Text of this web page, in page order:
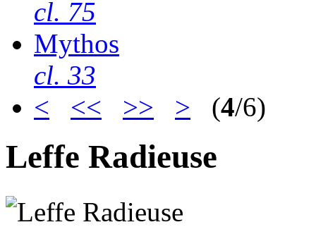
cl. 75
Mythos
cl. 33
<
<< >> > (4/6)
Leffe Radieuse